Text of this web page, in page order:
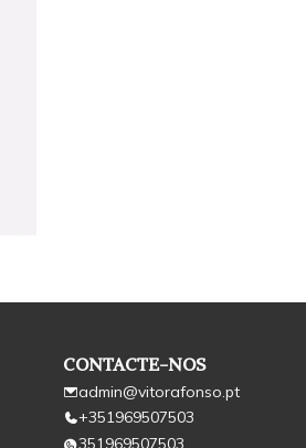
CONTACTE-NOS
admin@vitorafonso.pt
+351969507503
351969507503